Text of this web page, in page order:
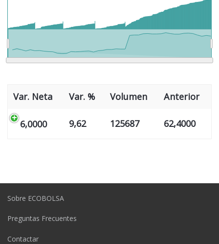
Var. Neta Var. % Volumen Anterior
6,0000 9,62 125687 62,4000
Sobre ECOBOLSA
Preguntas Frecuentes
Contactar